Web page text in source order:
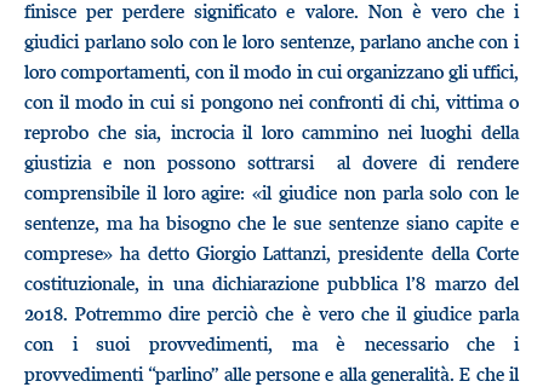
finisce per perdere significato e valore. Non è vero che i
giudici parlano solo con le loro sentenze, parlano anche con i
loro comportamenti, con il modo in cui organizzano gli uffici,
con il modo in cui si pongono nei confronti di chi, vittima o
reprobo che sia, incrocia il loro cammino nei luoghi della
giustizia e non possono sottrarsi al dovere di rendere
comprensibile il loro agire: «il giudice non parla solo con le
sentenze, ma ha bisogno che le sue sentenze siano capite e
comprese» ha detto Giorgio Lattanzi, presidente della Corte
costituzionale, in una dichiarazione pubblica l’8 marzo del
2018. Potremmo dire perciò che è vero che il giudice parla
con i suoi provvedimenti, ma è necessario che i
provvedimenti “parlino” alle persone e alla generalità. E che il